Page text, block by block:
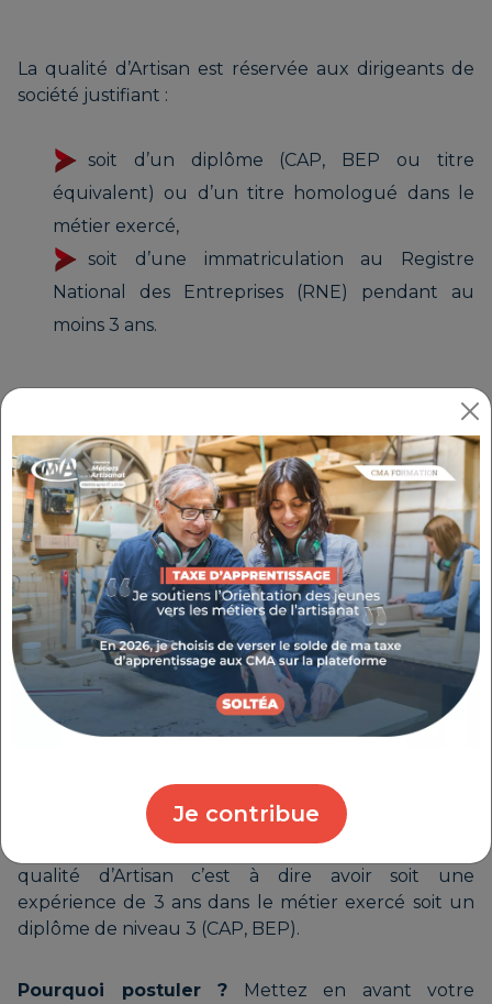
Je contribue
La qualité d’Artisan est réservée aux dirigeants de
société justifiant :
soit d’un diplôme (CAP, BEP ou titre
équivalent) ou d’un titre homologué dans le
métier exercé,
soit d’une immatriculation au Registre
National des Entreprises (RNE) pendant au
moins 3 ans.
(terme protégé)
activité figurant dans la
liste officielle des
métiers d’art
(Arrêté du 24 décembre 2015)
répondant aux conditions pour se prévaloir de la
qualité d’Artisan c’est à dire avoir soit une
expérience de 3 ans dans le métier exercé soit un
diplôme de niveau 3 (CAP, BEP).
Pourquoi postuler ? Mettez en avant votre